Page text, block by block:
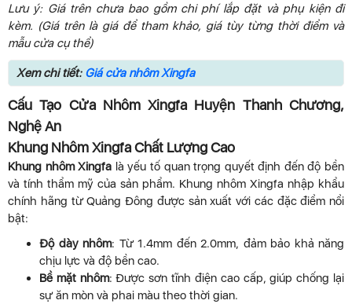
Lưu ý: Giá trên chưa bao gồm chi phí lắp đặt và phụ kiện đi
kèm. (Giá trên là giá để tham khảo, giá tùy từng thời điểm và
mẫu cửa cụ thể)
Xem chi tiết: Giá cửa nhôm Xingfa
Cấu Tạo Cửa Nhôm Xingfa Huyện Thanh Chương,
Nghệ An
Khung Nhôm Xingfa Chất Lượng Cao
Khung nhôm Xingfa là yếu tố quan trọng quyết định đến độ bền
và tính thẩm mỹ của sản phẩm. Khung nhôm Xingfa nhập khẩu
chính hãng từ Quảng Đông được sản xuất với các đặc điểm nổi
bật:
Độ dày nhôm: Từ 1.4mm đến 2.0mm, đảm bảo khả năng
chịu lực và độ bền cao.
Bề mặt nhôm: Được sơn tĩnh điện cao cấp, giúp chống lại
sự ăn mòn và phai màu theo thời gian.